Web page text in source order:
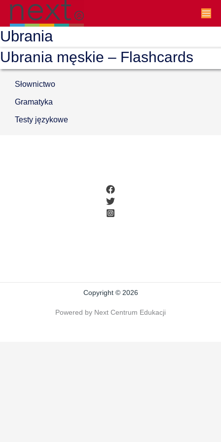
Słownictwo
Gramatyka
Testy językowe
Ubrania
Ubrania męskie – Flashcards
Copyright © 2026
Powered by Next Centrum Edukacji